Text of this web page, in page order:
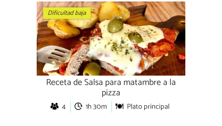
Dificultad baja
Receta de Salsa para matambre a la
pizza
4 1h 30m Plato principal